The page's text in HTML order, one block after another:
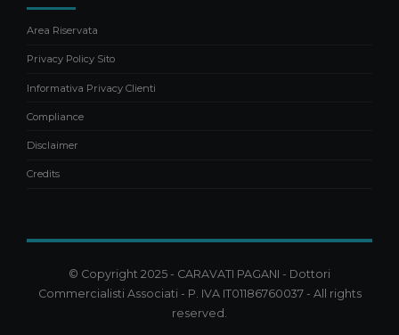
Area Riservata
Privacy Policy Sito
Informativa Privacy Clienti
Compliance
Disclaimer
Credits
© Copyright 2025 - CARAVATI PAGANI - Dottori
Commercialisti Associati - P. IVA IT01186760037 - All rights
reserved.